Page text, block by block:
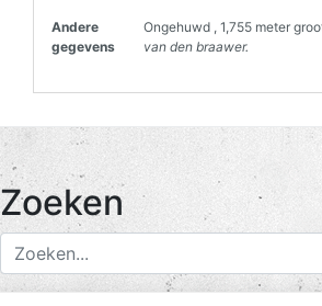
Andere
gegevens
Ongehuwd , 1,755 meter
van den braawer.
Zoeken